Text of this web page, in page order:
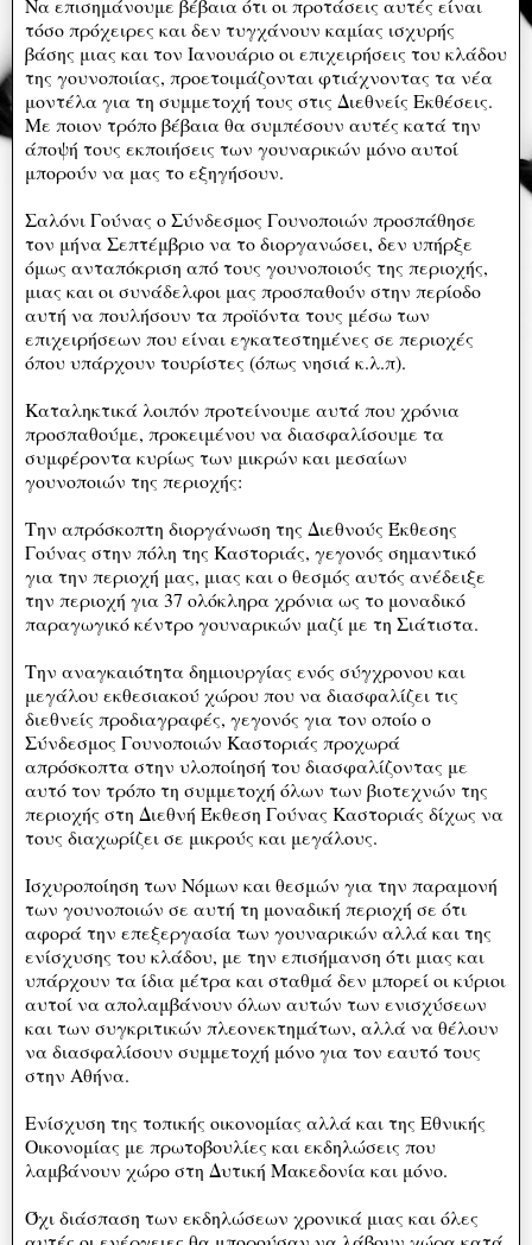
Να επισημάνουμε βέβαια ότι οι προτάσεις αυτές είναι
τόσο πρόχειρες και δεν τυγχάνουν καμίας ισχυρής
βάσης μιας και τον Ιανουάριο οι επιχειρήσεις του κλάδου
της γουνοποιίας, προετοιμάζονται φτιάχνοντας τα νέα
μοντέλα για τη συμμετοχή τους στις Διεθνείς Εκθέσεις.
Με ποιον τρόπο βέβαια θα συμπέσουν αυτές κατά την
άποψή τους εκποιήσεις των γουναρικών μόνο αυτοί
μπορούν να μας το εξηγήσουν.
Σαλόνι Γούνας ο Σύνδεσμος Γουνοποιών προσπάθησε
τον μήνα Σεπτέμβριο να το διοργανώσει, δεν υπήρξε
όμως ανταπόκριση από τους γουνοποιούς της περιοχής,
μιας και οι συνάδελφοι μας προσπαθούν στην περίοδο
αυτή να πουλήσουν τα προϊόντα τους μέσω των
επιχειρήσεων που είναι εγκατεστημένες σε περιοχές
όπου υπάρχουν τουρίστες (όπως νησιά κ.λ.π).
Καταληκτικά λοιπόν προτείνουμε αυτά που χρόνια
προσπαθούμε, προκειμένου να διασφαλίσουμε τα
συμφέροντα κυρίως των μικρών και μεσαίων
γουνοποιών της περιοχής:
Την απρόσκοπτη διοργάνωση της Διεθνούς Έκθεσης
Γούνας στην πόλη της Καστοριάς, γεγονός σημαντικό
για την περιοχή μας, μιας και ο θεσμός αυτός ανέδειξε
την περιοχή για 37 ολόκληρα χρόνια ως το μοναδικό
παραγωγικό κέντρο γουναρικών μαζί με τη Σιάτιστα.
Την αναγκαιότητα δημιουργίας ενός σύγχρονου και
μεγάλου εκθεσιακού χώρου που να διασφαλίζει τις
διεθνείς προδιαγραφές, γεγονός για τον οποίο ο
Σύνδεσμος Γουνοποιών Καστοριάς προχωρά
απρόσκοπτα στην υλοποίησή του διασφαλίζοντας με
αυτό τον τρόπο τη συμμετοχή όλων των βιοτεχνών της
περιοχής στη Διεθνή Έκθεση Γούνας Καστοριάς δίχως να
τους διαχωρίζει σε μικρούς και μεγάλους.
Ισχυροποίηση των Νόμων και θεσμών για την παραμονή
των γουνοποιών σε αυτή τη μοναδική περιοχή σε ότι
αφορά την επεξεργασία των γουναρικών αλλά και της
ενίσχυσης του κλάδου, με την επισήμανση ότι μιας και
υπάρχουν τα ίδια μέτρα και σταθμά δεν μπορεί οι κύριοι
αυτοί να απολαμβάνουν όλων αυτών των ενισχύσεων
και των συγκριτικών πλεονεκτημάτων, αλλά να θέλουν
να διασφαλίσουν συμμετοχή μόνο για τον εαυτό τους
στην Αθήνα.
Ενίσχυση της τοπικής οικονομίας αλλά και της Εθνικής
Οικονομίας με πρωτοβουλίες και εκδηλώσεις που
λαμβάνουν χώρο στη Δυτική Μακεδονία και μόνο.
Όχι διάσπαση των εκδηλώσεων χρονικά μιας και όλες